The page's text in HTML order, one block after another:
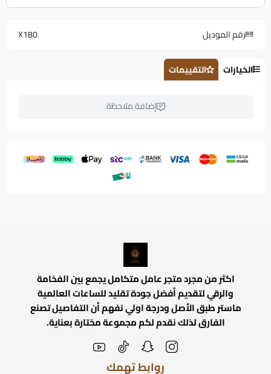
رقم الموديل X180
الخيارات التقييمات
إضافة ملاحظة
اكثر من مجرد متجر عامل متكامل يجمع بين الفخامة
والرقي لتقديم أفضل جودة تقليد للساعات العالمية
ماستر طبق الأصل ودرجة اولي نفهم أن التفاصيل تصنع
الفارق لذلك نقدم لكم مجموعة مختارة بعناية.
روابط تهمك